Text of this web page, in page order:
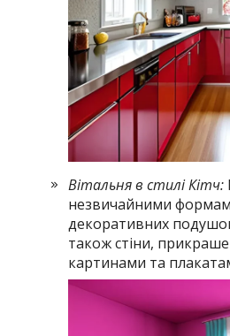
Вітальня в стилі Кітч:
незвичайними
декоративних
також стіни,
картинами та